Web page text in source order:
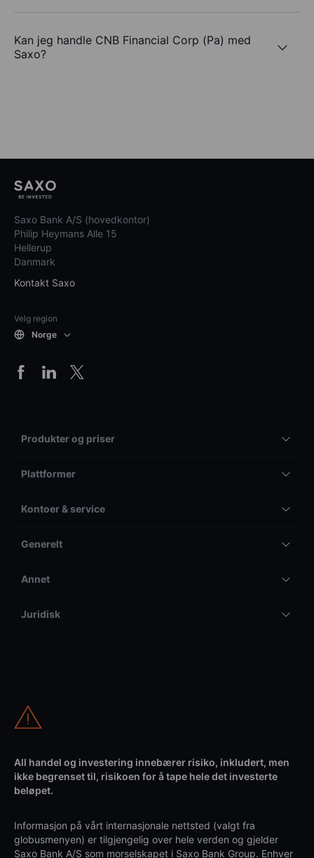
Kan jeg handle CNB Financial Corp (Pa) med
Saxo?
Saxo Bank A/S (hovedkontor)
Philip Heymans Alle 15
Hellerup
Danmark
Kontakt Saxo
Velg region
Norge
Produkter og priser
Plattformer
Kontoer & service
Generelt
Annet
Juridisk
All handel og investering innebærer risiko, inkludert, men
ikke begrenset til, risikoen for å tape hele det investerte
beløpet.
Informasjon på vårt internasjonale nettsted (valgt fra
globusmenyen) er tilgjengelig over hele verden og gjelder
Saxo Bank A/S som morselskapet i Saxo Bank Group. Enhver